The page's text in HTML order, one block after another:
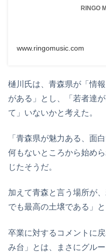
RINGO
www.ringomusic.com
樋川氏は、青森県が「情
がある」とし、「若者達
て」いないかと考えた。
「青森県が魅力ある、面
何もないところから始め
じたそうだ。
加えて青森と言う場所が
でも最高の土壌である」と
卒業に対するコメントに
み台」とは、まさにグル